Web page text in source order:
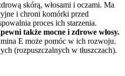
skórą, włosami i oczami. Ma
i chroni komórki przed
proces ich starzenia.
także mocne i zdrowe włosy.
E może pomóc w ich rozwoju.
(rozpuszczalnych w tłuszczach).